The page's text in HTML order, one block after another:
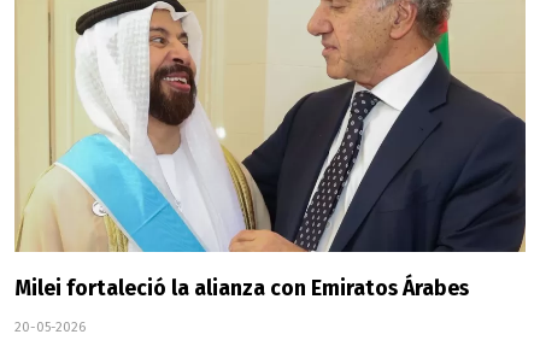
Milei fortaleció la alianza con Emiratos Árabes
20-05-2026